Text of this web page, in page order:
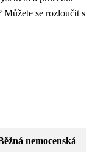
Můžete se rozloučit s
nemocenská